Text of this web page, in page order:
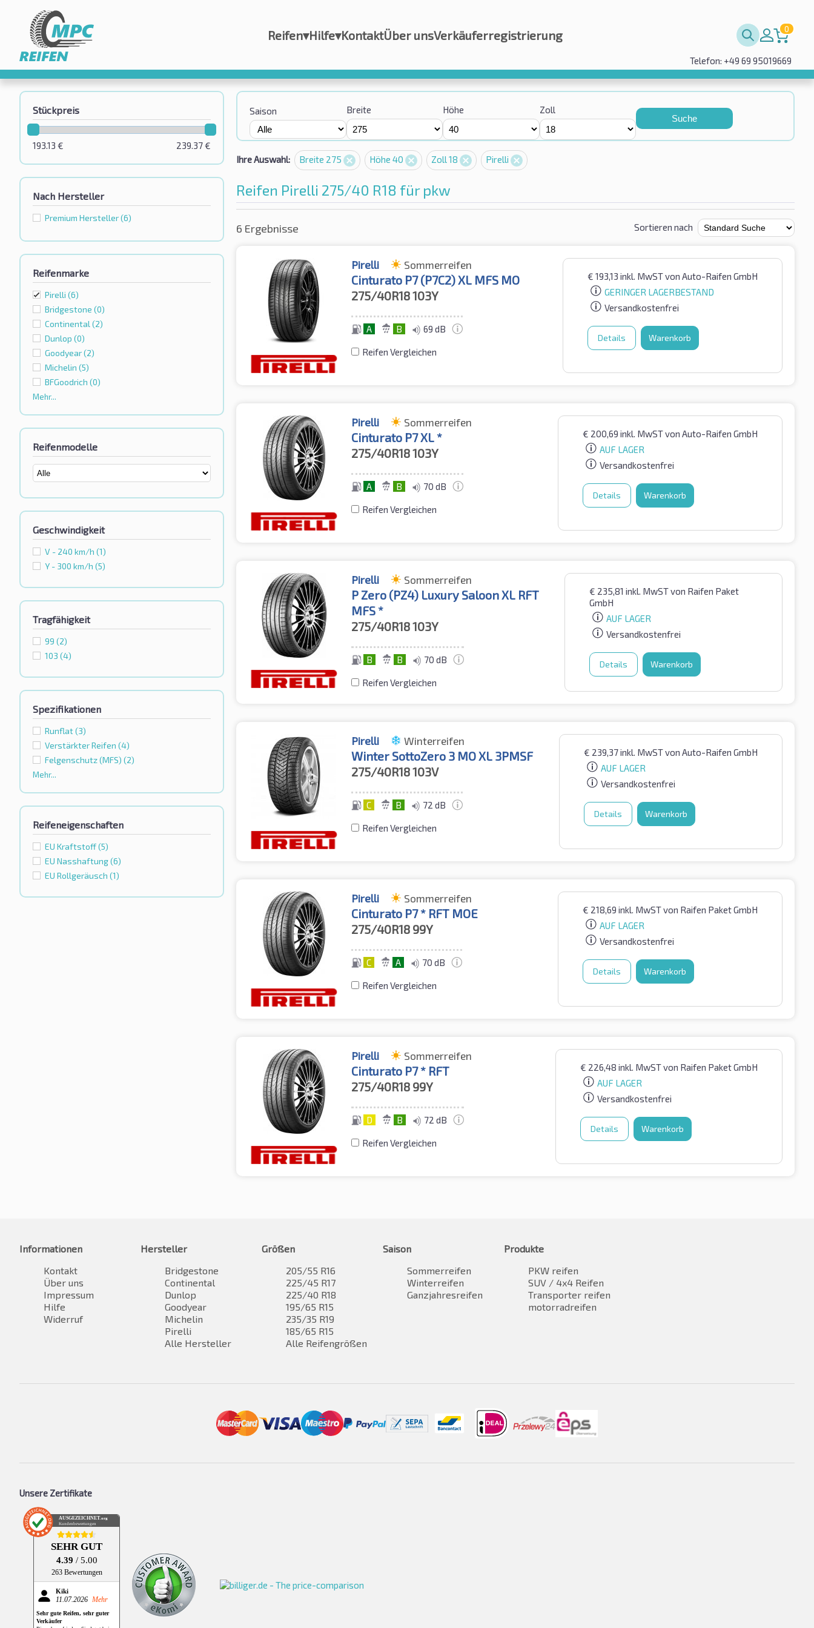
Reifen▾Hilfe▾KontaktÜber unsVerkäuferregistrierung 0
Telefon: +49 69 95019669
Stückpreis
239.37€
193.13 €
Nach Hersteller
Premium Hersteller(6)
Reifenmarke
Pirelli (6)
Bridgestone (0)
Continental (2)
Dunlop (0)
Goodyear(2)
Michelin (5)
BFGoodrich (0)
Mehr...
Reifenmodelle
Geschwindigkeit
V - 240 km/h (1)
Y - 300 km/h (5)
Tragfähigkeit
99 (2)
103 (4)
Spezifikationen
Runflat(3)
Verstärkter Reifen (4)
Felgenschutz (MFS) (2)
Mehr...
Reifeneigenschaften
EU Kraftstoff(5)
EU Nasshaftung(6)
EU Rollgeräusch (1)
Saison Breite Höhe Zoll
Suche
Ihre Auswahl: Breite 275 Höhe 40 Zoll 18 Pirelli
Reifen Pirelli 275/40 R18 für pkw
6 Ergebnisse Sortieren nach
Pirelli Sommerreifen
Cinturato P7 (P7C2) XL MFS MO
275/40R18103Y
A B 69 dB
Reifen Vergleichen
€ 193,13 inkl. MwSTvon Auto-Raifen GmbH
GERINGER LAGERBESTAND
Versandkostenfrei
Details Warenkorb
Pirelli Sommerreifen
Cinturato P7 XL *
275/40R18103Y
A B 70 dB
Reifen Vergleichen
€ 200,69 inkl. MwSTvon Auto-Raifen GmbH
AUF LAGER
Versandkostenfrei
Details Warenkorb
Pirelli Sommerreifen
P Zero (PZ4) Luxury Saloon XL RFT
MFS *
275/40R18103Y
B B 70 dB
Reifen Vergleichen
€ 235,81 inkl. MwSTvon Raifen Paket
GmbH
AUF LAGER
Versandkostenfrei
Details Warenkorb
Pirelli Winterreifen
Winter SottoZero 3 MO XL 3PMSF
275/40R18103V
C B 72 dB
Reifen Vergleichen
€ 239,37inkl. MwSTvon Auto-Raifen GmbH
AUF LAGER
Versandkostenfrei
Details Warenkorb
Pirelli Sommerreifen
Cinturato P7 * RFT MOE
275/40R18 99Y
C A 70 dB
Reifen Vergleichen
€ 218,69 inkl. MwSTvon Raifen Paket GmbH
AUF LAGER
Versandkostenfrei
Details Warenkorb
Pirelli Sommerreifen
Cinturato P7 * RFT
275/40R18 99Y
D B 72 dB
Reifen Vergleichen
€ 226,48 inkl. MwSTvon Raifen Paket GmbH
AUF LAGER
Versandkostenfrei
Details Warenkorb
Informationen
Kontakt
Über uns
Impressum
Hilfe
Widerruf
Hersteller
Bridgestone
Continental
Dunlop
Goodyear
Michelin
Pirelli
Alle Hersteller
Größen
205/55 R16
225/45 R17
225/40 R18
195/65 R15
235/35 R19
185/65 R15
Alle Reifengrößen
Saison
Sommerreifen
Winterreifen
Ganzjahresreifen
Produkte
PKW reifen
SUV / 4x4 Reifen
Transporter reifen
motorradreifen
Unsere Zertifikate
AUSGEZEICHNET .org
Kundenbewertungen
SEHR GUT
4.39 / 5.00
263 Bewertungen
Kiki
11.07.2026 Mehr
Sehr gute Reifen, sehr guter
Verkäufer